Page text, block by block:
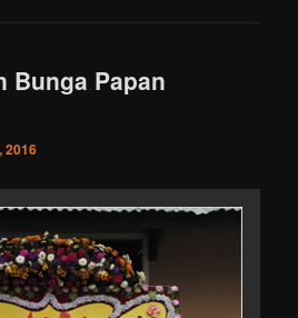
Bunga Papan
2016